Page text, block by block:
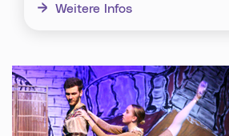
Weitere Infos